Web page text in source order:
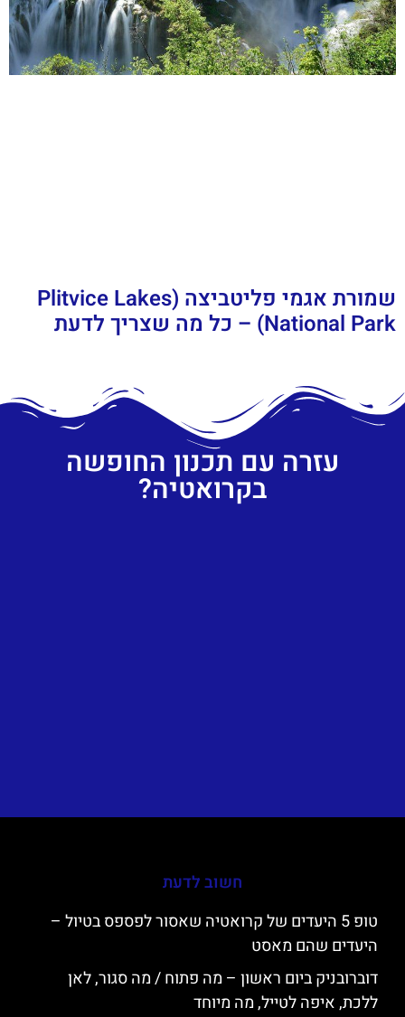
שמורת אגמי פליטביצה (Plitvice Lakes
National Park) – כל מה שצריך לדעת
עזרה עם תכנון החופשה
בקרואטיה?
חשוב לדעת
טופ 5 היעדים של קרואטיה שאסור לפספס בטיול –
היעדים שהם מאסט
דוברובניק ביום ראשון – מה פתוח / מה סגור, לאן
ללכת, איפה לטייל, מה מיוחד